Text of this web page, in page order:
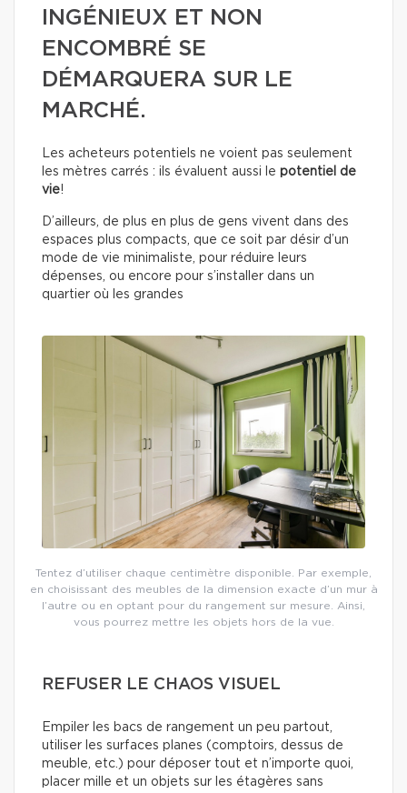
INGÉNIEUX ET NON
ENCOMBRÉ SE
DÉMARQUERA SUR LE
MARCHÉ.
Les acheteurs potentiels ne voient pas seulement
les mètres carrés : ils évaluent aussi le potentiel de
vie!
D’ailleurs, de plus en plus de gens vivent dans des
espaces plus compacts, que ce soit par désir d’un
mode de vie minimaliste, pour réduire leurs
dépenses, ou encore pour s’installer dans un
quartier où les grandes
Tentez d’utiliser chaque centimètre disponible. Par exemple,
en choisissant des meubles de la dimension exacte d’un mur à
l’autre ou en optant pour du rangement sur mesure. Ainsi,
vous pourrez mettre les objets hors de la vue.
REFUSER LE CHAOS VISUEL
Empiler les bacs de rangement un peu partout,
utiliser les surfaces planes (comptoirs, dessus de
meuble, etc.) pour déposer tout et n’importe quoi,
placer mille et un objets sur les étagères sans